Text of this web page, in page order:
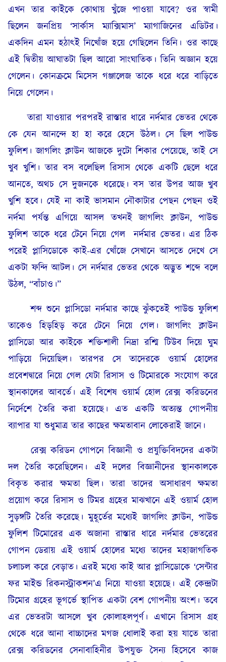
এখন তার কাইকে কোথায় খুঁজে পাওয়া যাবে? ওর স্বামী
ছিলেন জনপ্রিয় ‘সার্কাস ম্যাক্সিমাস’ ম্যাগাজিনের এডিটর।
একদিন এমন হঠাৎই নিখোঁজ হয়ে গেছিলেন তিনি। ওর কাছে
এই দ্বিতীয় আঘাতটা ছিল আরো সাংঘাতিক। তিনি অজ্ঞান হয়ে
গেলেন। কোনক্রমে মিসেস গঞ্জালেজ তাকে ধরে ধরে বাড়িতে
নিয়ে গেলেন।
তারা যাওয়ার পরপরই রাস্তার ধারে নর্দমার ভেতর থেকে
কে যেন আনন্দে হা হা করে হেসে উঠল। সে ছিল পাউন্ড
ফুলিশ। জাগলিং ক্লাউন আজকে দুটো শিকার পেয়েছে, তাই সে
খুব খুশি। তার বস বলেছিল রিসাস থেকে একটি ছেলে ধরে
আনতে, অথচ সে দুজনকে ধরেছে। বস তার উপর আজ খুব
খুশি হবে। যেই না কাই ভাসমান নৌকাটার পেছন পেছন ওই
নর্দমা পর্যন্ত এগিয়ে আসল তখনই জাগলিং ক্লাউন, পাউন্ড
ফুলিশ তাকে ধরে টেনে নিয়ে গেল নর্দমার ভেতর। এর ঠিক
পরেই প্লাসিডোকে কাই-এর খোঁজে সেখানে আসতে দেখে সে
একটা ফন্দি আটল। সে নর্দমার ভেতর থেকে অদ্ভুত শব্দে বলে
উঠল, “বাঁচাও।”
শব্দ শুনে প্লাসিডো নর্দমার কাছে ঝুঁকতেই পাউন্ড ফুলিশ
তাকেও হিড়হিড় করে টেনে নিয়ে গেল। জাগলিং ক্লাউন
প্লাসিডো আর কাইকে শক্তিশালী নিদ্রা রশ্মি টিউব দিয়ে ঘুম
পাড়িয়ে দিয়েছিল। তারপর সে তাদেরকে ওয়ার্ম হোলের
প্রবেশদ্বারে নিয়ে গেল যেটা রিসাস ও টিমোরকে সংযোগ করে
স্থানকালের আবর্তে। এই বিশেষ ওয়ার্ম হোল রেক্স করিডনের
নির্দেশে তৈরি করা হয়েছে। এত একটি অত্যন্ত গোপনীয়
ব্যাপার যা শুধুমাত্র তার কাছের ক্ষমতাবান লোকেরাই জানে।
রেক্স করিডন গোপনে বিজ্ঞানী ও প্রযুক্তিবিদদের একটা
দল তৈরি করেছিলেন। এই দলের বিজ্ঞানীদের স্থানকালকে
বিকৃত করার ক্ষমতা ছিল। তারা তাদের অসাধারণ ক্ষমতা
প্রয়োগ করে রিসাস ও টিমর গ্রহের মাঝখানে এই ওয়ার্ম হোল
সুড়ঙ্গটি তৈরি করেছে। মুহূর্তের মধ্যেই জাগলিং ক্লাউন, পাউন্ড
ফুলিশ টিমোরের এক অজানা রাস্তার ধারে নর্দমার ভেতরের
গোপন ডেরায় এই ওয়ার্ম হোলের মধ্যে তাদের মহাজাগতিক
চলাচল করে বেড়াত। এরই মধ্যে কাই আর প্লাসিডোকে ‘সেন্টার
ফর মাইন্ড রিকনস্ট্রাকশন’এ নিয়ে যাওয়া হয়েছে। এই কেন্দ্রটা
টিমোর গ্রহের ভূগর্ভে স্থাপিত একটা বেশ গোপনীয় অংশ। তবে
এর ভেতরটা আসলে খুব কোলাহলপূর্ণ। এখানে রিসাস গ্রহ
থেকে ধরে আনা বাচ্চাদের মগজ ধোলাই করা হয় যাতে তারা
রেক্স করিডনের সেনাবাহিনীর উপযুক্ত সৈন্য হিসেবে কাজ